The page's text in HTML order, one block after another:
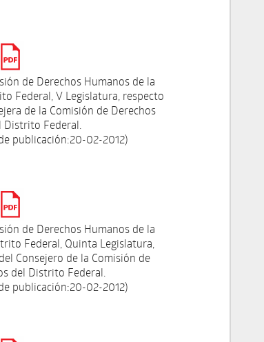
de Derechos Humanos de la
Federal, V Legislatura, respecto
de la Comisión de Derechos
Distrito Federal.
publicación:20-02-2012)
de Derechos Humanos de la
Federal, Quinta Legislatura,
Consejero de la Comisión de
del Distrito Federal.
publicación:20-02-2012)